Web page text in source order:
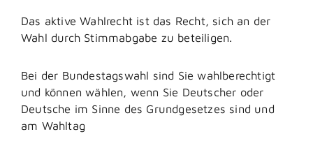
Das aktive Wahlrecht ist das Recht, sich an der
Wahl durch Stimmabgabe zu beteiligen.
Bei der Bundestagswahl sind Sie wahlberechtigt
und können wählen, wenn Sie Deutscher oder
Deutsche im Sinne des Grundgesetzes sind und
am Wahltag